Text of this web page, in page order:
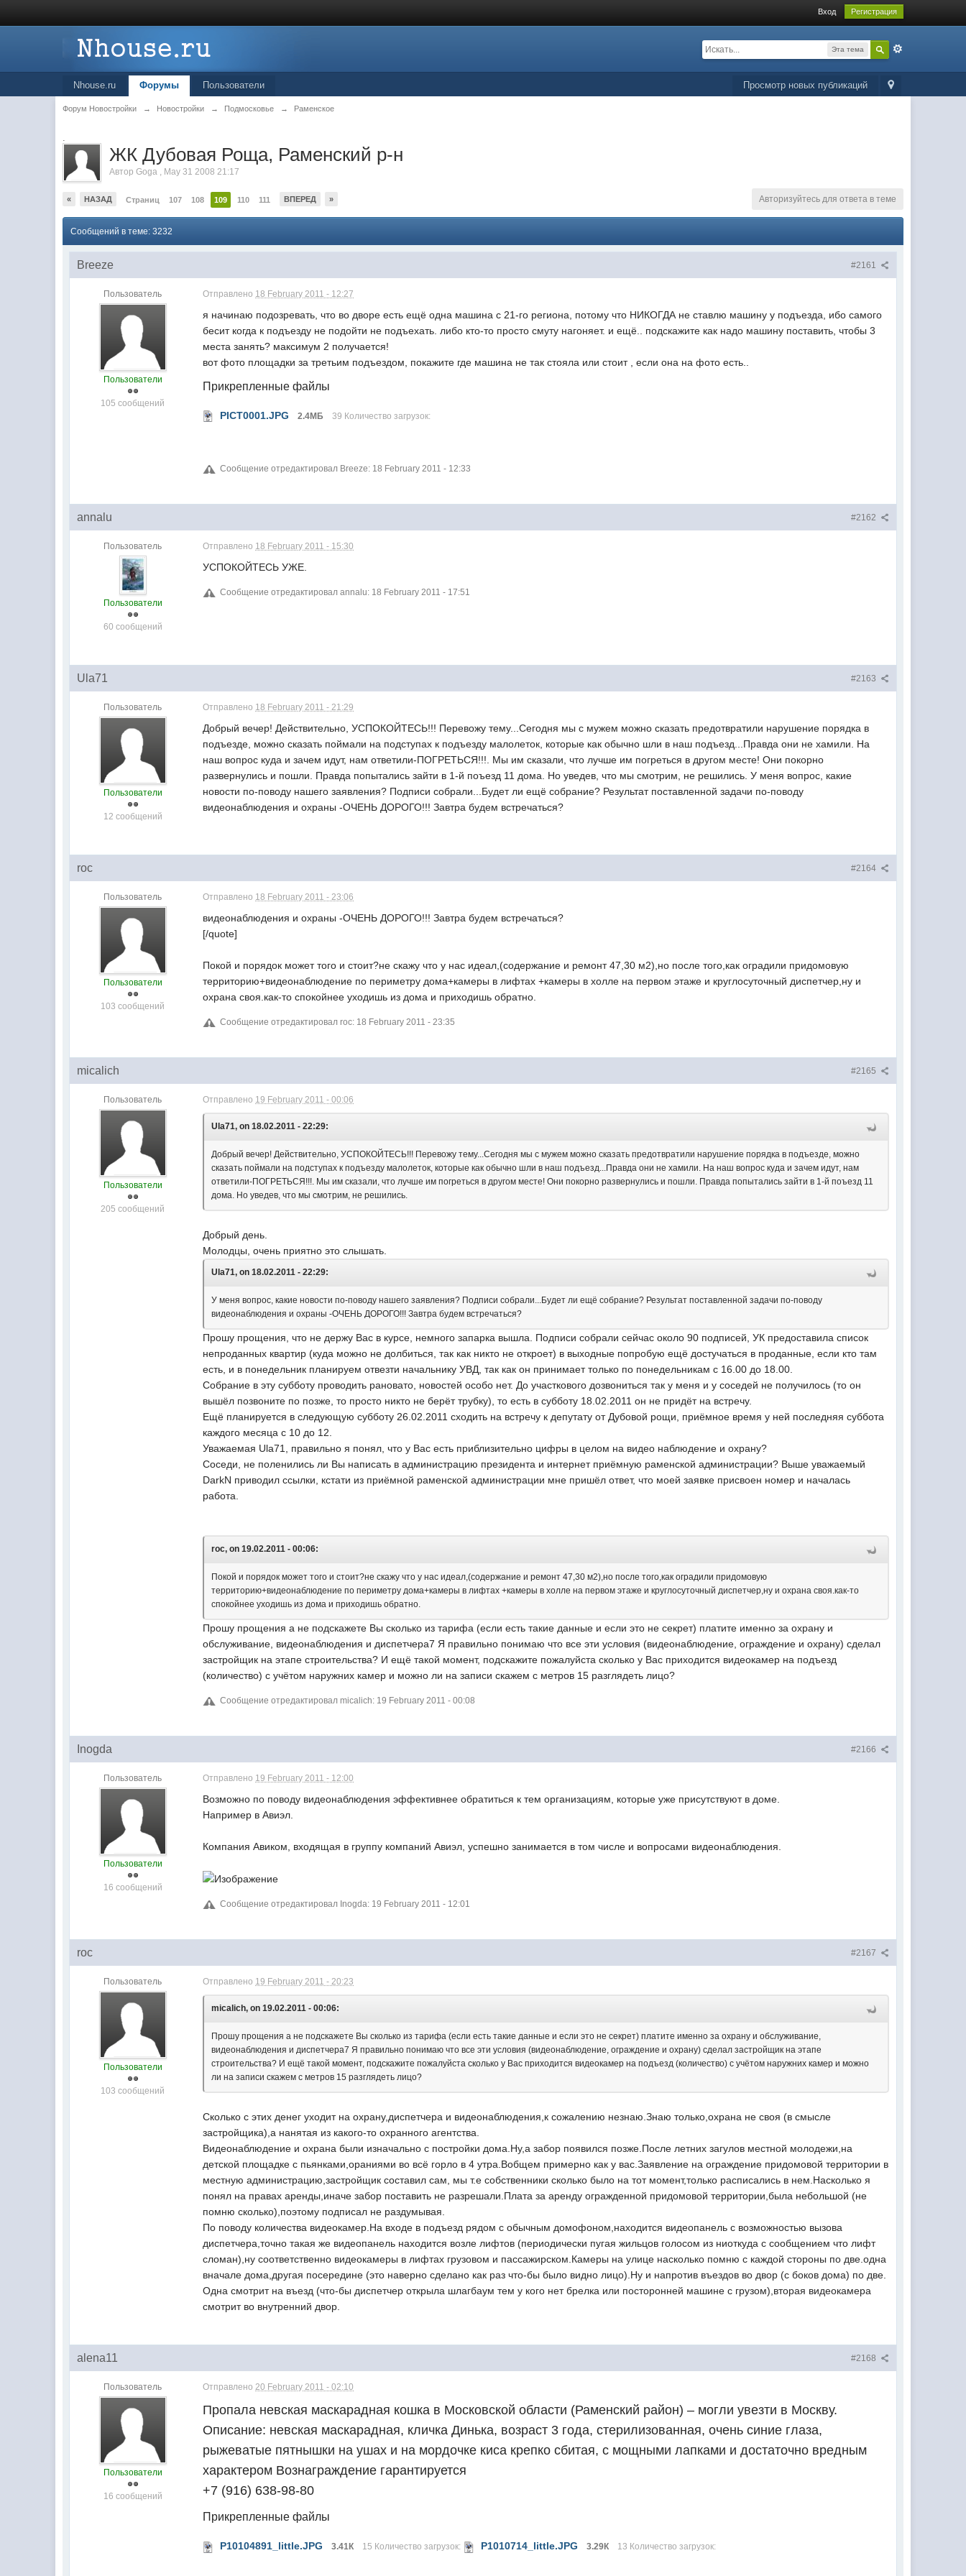
Вход Регистрация
Эта тема
Просмотр новых публикаций
Nhouse.ru Форумы Пользователи
Форум Новостройки → Новостройки → Подмосковье → Раменское
.
ЖК Дубовая Роща, Раменский р-н
АвторGoga , May 31 2008 21:17
« НАЗАД Страниц 107 108 109 110 111 ВПЕРЕД » Авторизуйтесь для ответа в теме
Сообщений в теме: 3232
#2161
Breeze
Пользователь
Пользователи
105 сообщений
Отправлено 18 February 2011 - 12:27
я начинаю подозревать, что во дворе есть ещё одна машина с 21-го региона, потому что НИКОГДА не ставлю машину у подъезда, ибо самого
бесит когда к подъезду не подойти не подъехать. либо кто-то просто смуту нагоняет. и ещё.. подскажите как надо машину поставить, чтобы 3
места занять? максимум 2 получается!
вот фото площадки за третьим подъездом, покажите где машина не так стояла или стоит , если она на фото есть..
Прикрепленные файлы
PICT0001.JPG 2.4МБ 39 Количество загрузок:
Сообщение отредактировал Breeze: 18 February 2011 - 12:33
#2162
annalu
Пользователь
Пользователи
60 сообщений
Отправлено 18 February 2011 - 15:30
УСПОКОЙТЕСЬ УЖЕ.
Сообщение отредактировал annalu: 18 February 2011 - 17:51
#2163
Ula71
Пользователь
Пользователи
12 сообщений
Отправлено 18 February 2011 - 21:29
Добрый вечер! Действительно, УСПОКОЙТЕСЬ!!! Перевожу тему...Сегодня мы с мужем можно сказать предотвратили нарушение порядка в
подъезде, можно сказать поймали на подступах к подъезду малолеток, которые как обычно шли в наш подъезд...Правда они не хамили. На
наш вопрос куда и зачем идут, нам ответили-ПОГРЕТЬСЯ!!!. Мы им сказали, что лучше им погреться в другом месте! Они покорно
развернулись и пошли. Правда попытались зайти в 1-й поъезд 11 дома. Но уведев, что мы смотрим, не решились. У меня вопрос, какие
новости по-поводу нашего заявления? Подписи собрали...Будет ли ещё собрание? Результат поставленной задачи по-поводу
видеонаблюдения и охраны -ОЧЕНЬ ДОРОГО!!! Завтра будем встречаться?
#2164
roc
Пользователь
Пользователи
103 сообщений
Отправлено 18 February 2011 - 23:06
видеонаблюдения и охраны -ОЧЕНЬ ДОРОГО!!! Завтра будем встречаться?
[/quote]
Покой и порядок может того и стоит?не скажу что у нас идеал,(содержание и ремонт 47,30 м2),но после того,как оградили придомовую
территорию+видеонаблюдение по периметру дома+камеры в лифтах +камеры в холле на первом этаже и круглосуточный диспетчер,ну и
охрана своя.как-то спокойнее уходишь из дома и приходишь обратно.
Сообщение отредактировал roc: 18 February 2011 - 23:35
#2165
micalich
Пользователь
Пользователи
205 сообщений
Отправлено 19 February 2011 - 00:06
Ula71, on 18.02.2011 - 22:29:
Добрый вечер! Действительно, УСПОКОЙТЕСЬ!!! Перевожу тему...Сегодня мы с мужем можно сказать предотвратили нарушение порядка в подъезде, можно
сказать поймали на подступах к подъезду малолеток, которые как обычно шли в наш подъезд...Правда они не хамили. На наш вопрос куда и зачем идут, нам
ответили-ПОГРЕТЬСЯ!!!. Мы им сказали, что лучше им погреться в другом месте! Они покорно развернулись и пошли. Правда попытались зайти в 1-й поъезд 11
дома. Но уведев, что мы смотрим, не решились.
Добрый день.
Молодцы, очень приятно это слышать.
Ula71, on 18.02.2011 - 22:29:
У меня вопрос, какие новости по-поводу нашего заявления? Подписи собрали...Будет ли ещё собрание? Результат поставленной задачи по-поводу
видеонаблюдения и охраны -ОЧЕНЬ ДОРОГО!!! Завтра будем встречаться?
Прошу прощения, что не держу Вас в курсе, немного запарка вышла. Подписи собрали сейчас около 90 подписей, УК предоставила список
непроданных квартир (куда можно не долбиться, так как никто не откроет) в выходные попробую ещё достучаться в проданные, если кто там
есть, и в понедельник планируем отвезти начальнику УВД, так как он принимает только по понедельникам с 16.00 до 18.00.
Собрание в эту субботу проводить рановато, новостей особо нет. До участкового дозвониться так у меня и у соседей не получилось (то он
вышёл позвоните по позже, то просто никто не берёт трубку), то есть в субботу 18.02.2011 он не придёт на встречу.
Ещё планируется в следующую субботу 26.02.2011 сходить на встречу к депутату от Дубовой рощи, приёмное время у ней последняя суббота
каждого месяца с 10 до 12.
Уважаемая Ula71, правильно я понял, что у Вас есть приблизительно цифры в целом на видео наблюдение и охрану?
Соседи, не поленились ли Вы написать в администрацию президента и интернет приёмную раменской администрации? Выше уважаемый
DarkN приводил ссылки, кстати из приёмной раменской администрации мне пришёл ответ, что моей заявке присвоен номер и началась
работа.
roc, on 19.02.2011 - 00:06:
Покой и порядок может того и стоит?не скажу что у нас идеал,(содержание и ремонт 47,30 м2),но после того,как оградили придомовую
территорию+видеонаблюдение по периметру дома+камеры в лифтах +камеры в холле на первом этаже и круглосуточный диспетчер,ну и охрана своя.как-то
спокойнее уходишь из дома и приходишь обратно.
Прошу прощения а не подскажете Вы сколько из тарифа (если есть такие данные и если это не секрет) платите именно за охрану и
обслуживание, видеонаблюдения и диспетчера7 Я правильно понимаю что все эти условия (видеонаблюдение, ограждение и охрану) сделал
застройщик на этапе строительства? И ещё такой момент, подскажите пожалуйста сколько у Вас приходится видеокамер на подъезд
(количество) с учётом наружних камер и можно ли на записи скажем с метров 15 разглядеть лицо?
Сообщение отредактировал micalich: 19 February 2011 - 00:08
#2166
Inogda
Пользователь
Пользователи
16 сообщений
Отправлено 19 February 2011 - 12:00
Возможно по поводу видеонаблюдения эффективнее обратиться к тем организациям, которые уже присутствуют в доме.
Например в Авиэл.
Компания Авиком, входящая в группу компаний Авиэл, успешно занимается в том числе и вопросами видеонаблюдения.
Сообщение отредактировал Inogda: 19 February 2011 - 12:01
#2167
roc
Пользователь
Пользователи
103 сообщений
Отправлено 19 February 2011 - 20:23
micalich, on 19.02.2011 - 00:06:
Прошу прощения а не подскажете Вы сколько из тарифа (если есть такие данные и если это не секрет) платите именно за охрану и обслуживание,
видеонаблюдения и диспетчера7 Я правильно понимаю что все эти условия (видеонаблюдение, ограждение и охрану) сделал застройщик на этапе
строительства? И ещё такой момент, подскажите пожалуйста сколько у Вас приходится видеокамер на подъезд (количество) с учётом наружних камер и можно
ли на записи скажем с метров 15 разглядеть лицо?
Сколько с этих денег уходит на охрану,диспетчера и видеонаблюдения,к сожалению незнаю.Знаю только,охрана не своя (в смысле
застройщика),а нанятая из какого-то охранного агентства.
Видеонаблюдение и охрана были изначально с постройки дома.Ну,а забор появился позже.После летних загулов местной молодежи,на
детской площадке с пьянками,ораниями во всё горло в 4 утра.Вобщем примерно как у вас.Заявление на ограждение придомовой территории в
местную администрацию,застройщик составил сам, мы т.е собственники сколько было на тот момент,только расписались в нем.Насколько я
понял на правах аренды,иначе забор поставить не разрешали.Плата за аренду огражденной придомовой территории,была небольшой (не
помню сколько),поэтому подписал не раздумывая.
По поводу количества видеокамер.На входе в подъезд рядом с обычным домофоном,находится видеопанель с возможностью вызова
диспетчера,точно такая же видеопанель находится возле лифтов (периодически пугая жильцов голосом из ниоткуда с сообщением что лифт
сломан),ну соответственно видеокамеры в лифтах грузовом и пассажирском.Камеры на улице насколько помню с каждой стороны по две.одна
вначале дома,другая посередине (это наверно сделано как раз что-бы было видно лицо).Ну и напротив въездов во двор (с боков дома) по две.
Одна смотрит на въезд (что-бы диспетчер открыла шлагбаум тем у кого нет брелка или посторонней машине с грузом),вторая видеокамера
смотрит во внутренний двор.
#2168
alena11
Пользователь
Пользователи
16 сообщений
Отправлено20 February 2011 - 02:10
Пропала невская маскарадная кошка в Московской области (Раменский район) – могли увезти в Москву.
Описание: невская маскарадная, кличка Динька, возраст 3 года, стерилизованная, очень синие глаза,
рыжеватые пятнышки на ушах и на мордочке киса крепко сбитая, с мощными лапками и достаточно вредным
характером Вознаграждение гарантируется
+7 (916) 638-98-80
Прикрепленные файлы
P10104891_little.JPG 3.41К 15 Количество загрузок: P1010714_little.JPG 3.29К 13 Количество загрузок: